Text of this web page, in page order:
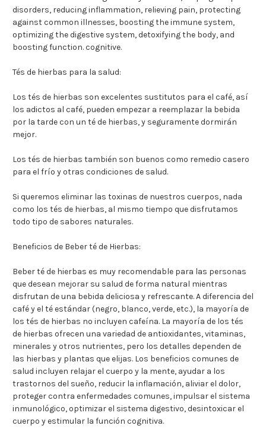
disorders, reducing inflammation, relieving pain, protecting
against common illnesses, boosting the immune system,
optimizing the digestive system, detoxifying the body, and
boosting function. cognitive.
Tés de hierbas para la salud:
Los tés de hierbas son excelentes sustitutos para el café, así
los adictos al café, pueden empezar a reemplazar la bebida
por la tarde con un té de hierbas, y seguramente dormirán
mejor.
Los tés de hierbas también son buenos como remedio casero
para el frío y otras condiciones de salud.
Si queremos eliminar las toxinas de nuestros cuerpos, nada
como los tés de hierbas, al mismo tiempo que disfrutamos
todo tipo de sabores naturales.
Beneficios de Beber té de Hierbas:
Beber té de hierbas es muy recomendable para las personas
que desean mejorar su salud de forma natural mientras
disfrutan de una bebida deliciosa y refrescante. A diferencia del
café y el té estándar (negro, blanco, verde, etc.), la mayoría de
los tés de hierbas no incluyen cafeína. La mayoría de los tés
de hierbas ofrecen una variedad de antioxidantes, vitaminas,
minerales y otros nutrientes, pero los detalles dependen de
las hierbas y plantas que elijas. Los beneficios comunes de
salud incluyen relajar el cuerpo y la mente, ayudar a los
trastornos del sueño, reducir la inflamación, aliviar el dolor,
proteger contra enfermedades comunes, impulsar el sistema
inmunológico, optimizar el sistema digestivo, desintoxicar el
cuerpo y estimular la función cognitiva.